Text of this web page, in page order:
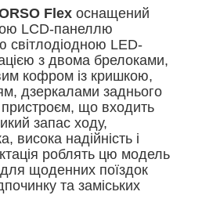
Flex оснащений
LCD-панеллю
світлодіодною LED-
з двома брелоками,
кофром із кришкою,
дзеркалами заднього
що входить
запас ходу,
висока надійність і
роблять цю модель
щоденних поїздок
та заміських